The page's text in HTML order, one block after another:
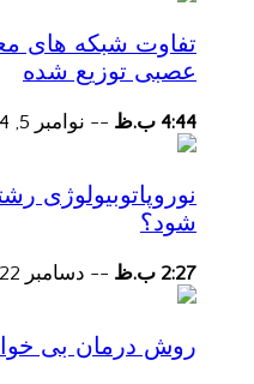
تفاوت شبکه های
عصبی توزیع شده
4:44 ب.ظ -- نوامبر 5, 2024
شود؟
2:27 ب.ظ -- دسامبر 22, 2021
روش درمان بی